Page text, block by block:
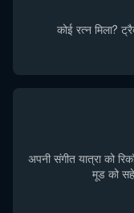
कोई रत्न मिला?
अपनी संगीत यात्रा को
मूड को